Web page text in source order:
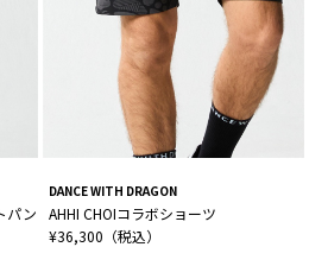
パン
DANCE WITH DRAGON
AHHI CHOIコラボショーツ
¥36,300（税込）